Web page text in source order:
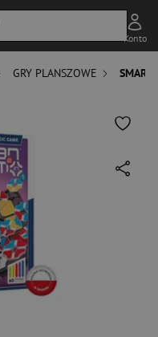
Konto
GRY PLANSZOWE SMART